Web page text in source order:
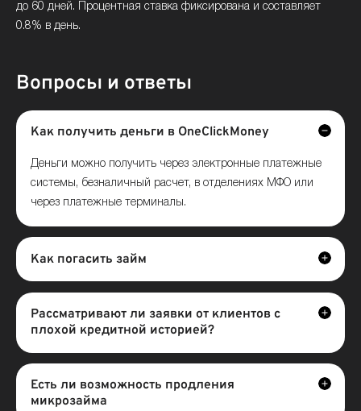
до 60 дней. Процентная ставка фиксирована и составляет
0.8% в день.
Вопросы и ответы
Как получить деньги в OneClickMoney
Деньги можно получить через электронные платежные
системы, безналичный расчет, в отделениях МФО или
через платежные терминалы.
Как погасить займ
Рассматривают ли заявки от клиентов с
плохой кредитной историей?
Есть ли возможность продления
микрозайма